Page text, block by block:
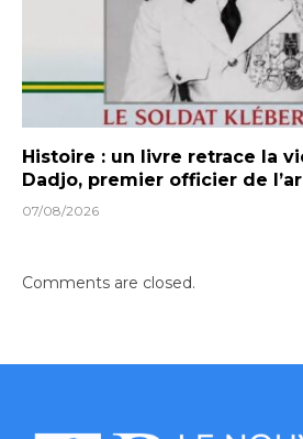
Histoire : un livre retrace la
Dadjo, premier officier de
07/08/2026
Comments are closed.